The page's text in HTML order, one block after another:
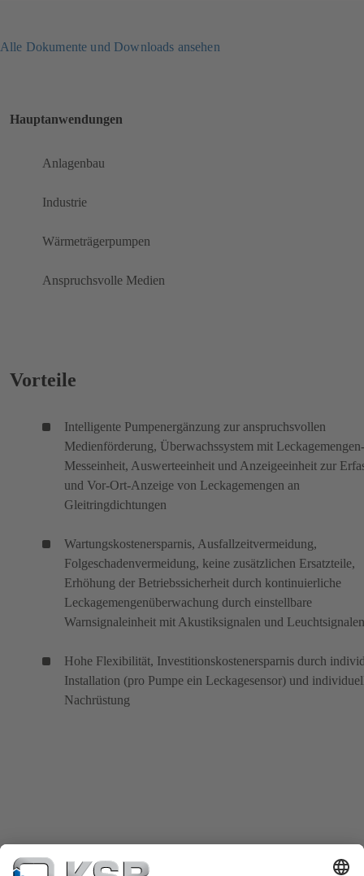
Alle Dokumente und Downloads ansehen
Hauptanwendungen
Anlagenbau
Industrie
Wärmeträgerpumpen
Anspruchsvolle Medien
Vorteile
Intelligente Pumpenergänzung zur anspruchsvollen
Medienförderung, Überwachssystem mit Leckagemengen-
Messeinheit, Auswerteeinheit und Anzeigeeinheit zur
und Vor-Ort-Anzeige von Leckagemengen an
Gleitringdichtungen
Wartungskostenersparnis, Ausfallzeitvermeidung,
Folgeschadenvermeidung, keine zusätzlichen Ersatzteile,
Erhöhung der Betriebssicherheit durch kontinuierliche
Leckagemengenüberwachung durch einstellbare
Warnsignaleinheit mit Akustiksignalen und Leuchtsignalen
Hohe Flexibilität, Investitionskostenersparnis durch
Installation (pro Pumpe ein Leckagesensor) und
Nachrüstung